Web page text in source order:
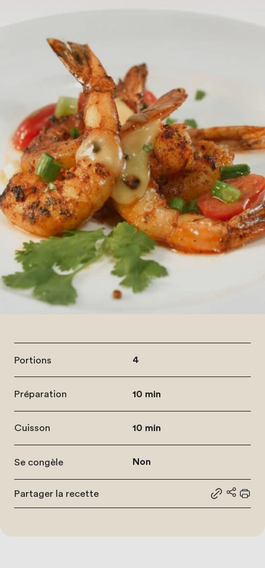
Portions 4
Préparation 10 min
Cuisson 10 min
Se congèle Non
Partager la recette
Partager